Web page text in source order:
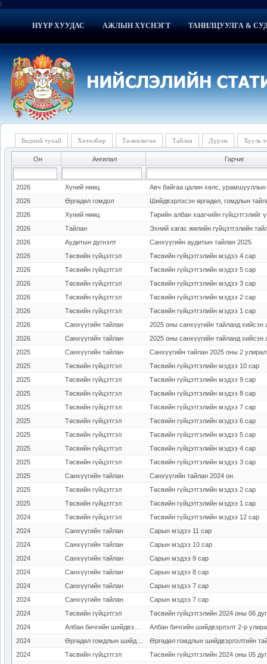
f
НҮҮР ХУУДАС АЖЛЫН ХҮСНЭГТ ТАНИЛЦУУЛГА &
Бидний тухай Хөтөлбөр Төлөвлөгөө Тайлан Дүрэм Хууль
Он Ангилал Гарчиг
2026 Хүний нөөц
Авч байгаа цалин хөлс, урамшууллын
2026
Өргөдөл гомдол
Шийдвэрлэсэн өргөдөл, гомдлын
2026
Хүний нөөц
Төрийн албан хаагчийн гүйцэтгэлийг
2026
Тайлан
Эхний хагас жилийн гүйцэтгэлийн
2026
Аудитын дүгнэлт
Санхүүгийн аудитын тайлан 2025
2026
Төсвийн гүйцэтгэл
Төсвийн гүйцэтгэлийн мэдээ 4 сар
2026
Төсвийн гүйцэтгэл
Төсвийн гүйцэтгэлийн мэдээ 5 сар
2026
Төсвийн гүйцэтгэл
Төсвийн гүйцэтгэлийн мэдээ 3 сар
2026
Төсвийн гүйцэтгэл
Төсвийн гүйцэтгэлийн мэдээ 2 сар
2026
Төсвийн гүйцэтгэл
Төсвийн гүйцэтгэлийн мэдээ 1 сар
2026
Санхүүгийн тайлан
2025 оны санхүүгийн тайланд хийсэн
2026
Санхүүгийн тайлан
2025 оны санхүүгийн тайланд хийсэн
2025
Санхүүгийн тайлан
Санхүүгийн тайлан 2025 оны 2 улирал
2025
Төсвийн гүйцэтгэл
Төсвийн гүйцэтгэлийн мэдээ 10 сар
2025
Төсвийн гүйцэтгэл
Төсвийн гүйцэтгэлийн мэдээ 9 сар
2025
Төсвийн гүйцэтгэл
Төсвийн гүйцэтгэлийн мэдээ 8 сар
2025
Төсвийн гүйцэтгэл
Төсвийн гүйцэтгэлийн мэдээ 7 сар
2025
Төсвийн гүйцэтгэл
Төсвийн гүйцэтгэлийн мэдээ 6 сар
2025
Төсвийн гүйцэтгэл
Төсвийн гүйцэтгэлийн мэдээ 5 сар
2025
Төсвийн гүйцэтгэл
Төсвийн гүйцэтгэлийн мэдээ 4 сар
2025
Төсвийн гүйцэтгэл
Төсвийн гүйцэтгэлийн мэдээ 3 сар
2025
Санхүүгийн тайлан
Санхүүгийн тайлан 2024 он
2025
Төсвийн гүйцэтгэл
Төсвийн гүйцэтгэлийн мэдээ 2 сар
2025
Төсвийн гүйцэтгэл
Төсвийн гүйцэтгэлийн мэдээ 1 сар
2024
Төсвийн гүйцэтгэл
Төсвийн гүйцэтгэлийн мэдээ 12 сар
2024
Санхүүгийн тайлан
Сарын мэдээ 11 сар
2024
Санхүүгийн тайлан
Сарын мэдээ 10 сар
2024
Санхүүгийн тайлан
Сарын мэдээ 9 сар
2024
Санхүүгийн тайлан
Сарын мэдээ 8 сар
2024
Санхүүгийн тайлан
Сарын мэдээ 7 сар
2024
Санхүүгийн тайлан
Сарын мэдээ 7 сар
2024
Төсвийн гүйцэтгэл
Төсвийн гүйцэтгэлийн 2024 оны 06
2024
Албан бичгийн шийдвэрлэлт 2-р
2024
Өргөдөл гомдлын шийдвэрлэлтийн
2024
Төсвийн гүйцэтгэл
Төсвийн гүйцэтгэлийн 2024 оны 05